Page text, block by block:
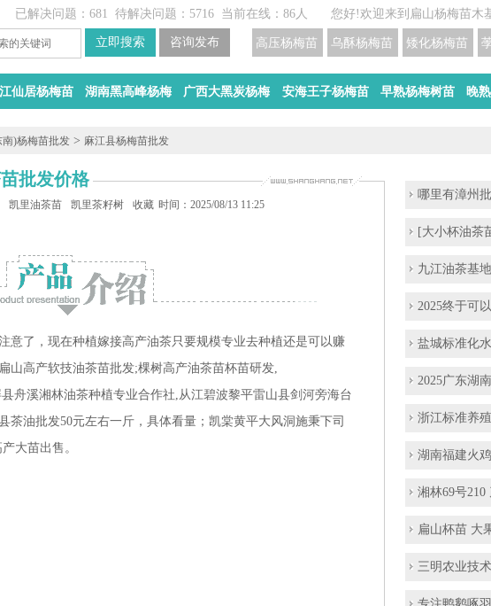
您好!欢迎来到扁山杨梅苗木
已解决问题：681 待解决问题：5716 当前在线：86人
矮化杨梅苗价
乌酥杨梅苗培育基地
高压杨梅苗
仙居杨梅苗 湖南黑高峰杨梅 广西大黑炭杨梅 安海王子杨梅苗 早熟杨梅树苗 晚
)杨梅苗批发 > 麻江县杨梅苗批发
批发价格
凯里油茶苗 凯里茶籽树 收藏 时间：2025/08/13 11:25
意了，现在种植嫁接高产油茶只要规模专业去种植还是可以赚
山高产软技油茶苗批发;棵树高产油茶苗杯苗研发,
舟溪湘林油茶种植专业合作社,从江碧波黎平雷山县剑河旁海台
茶油批发50元左右一斤，具体看量；凯棠黄平大风洞施秉下司
大苗出售。
哪里有漳州
[大小杯油茶
九江油茶基
2025终于可
盐城标准化
2025广东湖
浙江标准养
湖南福建火
湘林69号210
扁山杯苗 大
三明农业技